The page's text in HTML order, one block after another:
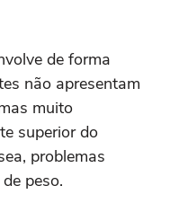
de forma
não apresentam
muito
superior do
problemas
peso.